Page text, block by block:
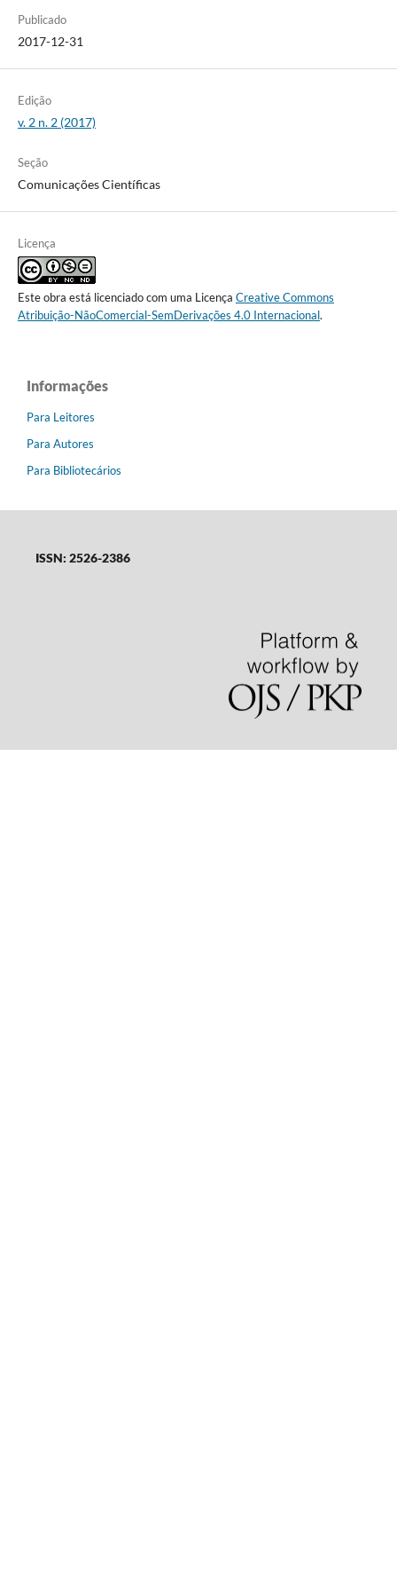
Publicado
2017-12-31
Edição
v. 2 n. 2 (2017)
Seção
Comunicações Científicas
Licença
Este obra está licenciado com uma Licença Creative Commons
Atribuição-NãoComercial-SemDerivações 4.0 Internacional.
Informações
Para Leitores
Para Autores
Para Bibliotecários
ISSN: 2526-2386